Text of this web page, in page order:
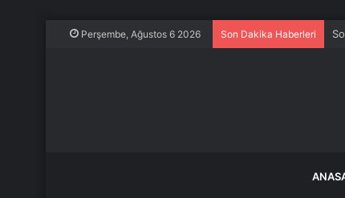
Perşembe, Ağustos 6 2026 Son Dakika Haberleri